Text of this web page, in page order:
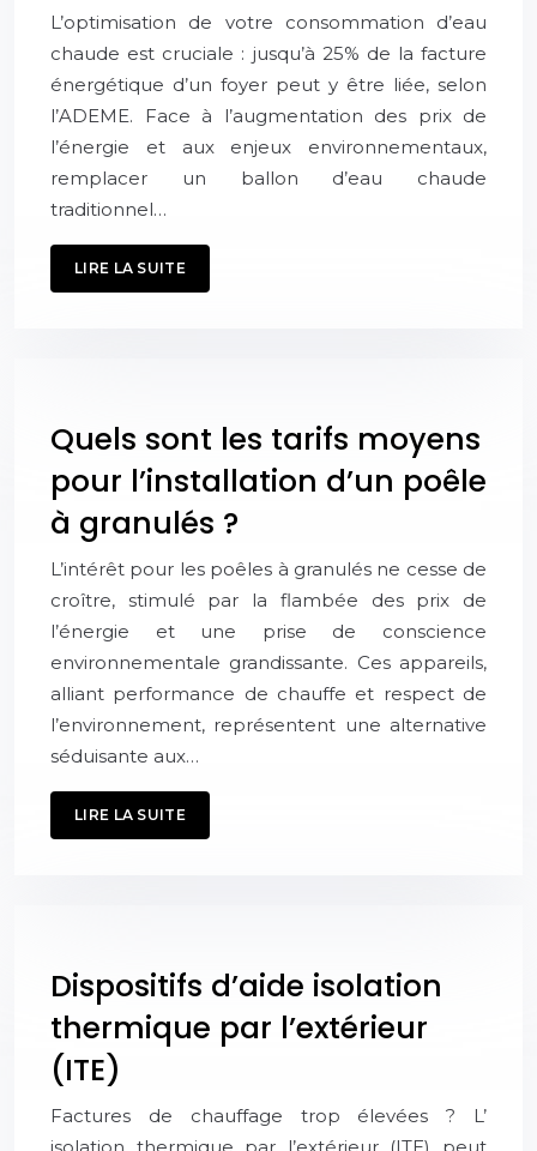
L’optimisation de votre consommation d’eau
chaude est cruciale : jusqu’à 25% de la facture
énergétique d’un foyer peut y être liée, selon
l’ADEME. Face à l’augmentation des prix de
l’énergie et aux enjeux environnementaux,
remplacer un ballon d’eau chaude
traditionnel…
LIRE LA SUITE
Quels sont les tarifs moyens
pour l’installation d’un poêle
à granulés ?
L’intérêt pour les poêles à granulés ne cesse de
croître, stimulé par la flambée des prix de
l’énergie et une prise de conscience
environnementale grandissante. Ces appareils,
alliant performance de chauffe et respect de
l’environnement, représentent une alternative
séduisante aux…
LIRE LA SUITE
Dispositifs d’aide isolation
thermique par l’extérieur
(ITE)
Factures de chauffage trop élevées ? L’